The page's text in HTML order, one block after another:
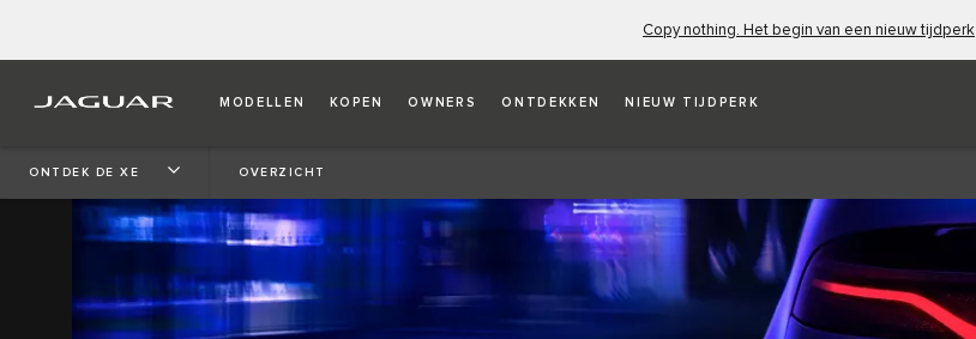
Copy nothing. Het begin van een nieuw tijdperk
MODELLEN KOPEN OWNERS ONTDEKKEN NIEUW TIJDPERK
ONTDEK DE XE OVERZICHT